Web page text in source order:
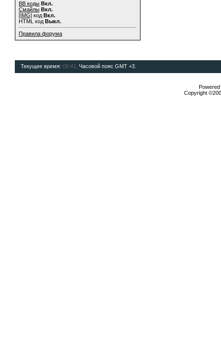
BB коды Вкл.
Смайлы Вкл.
[IMG] код Вкл.
HTML код Выкл.
Правила форума
Текущее время: 08:41 . Часовой пояс GMT +3.
Copyright